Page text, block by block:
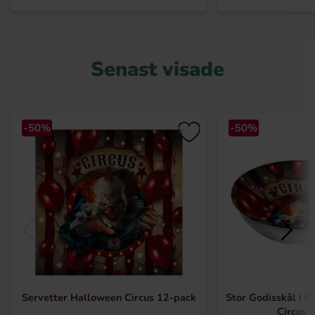
Senast visade
-50%
Servetter Halloween Circus 12-pack
-50%
Stor Godisskål i
Circus